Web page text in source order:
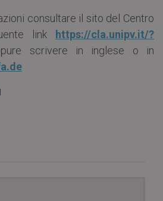
consultare il sito del Centro
link https://cla.unipv.it/?
scrivere in inglese o in